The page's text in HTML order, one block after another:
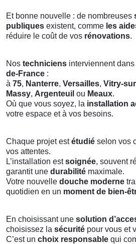
Et bonne nouvelle : de nombreuses
publiques existent, comme les
réduire le coût de vos rénovations.
Nos techniciens interviennent
de-France :
à 75, Nanterre, Versailles, Vitry-
Massy, Argenteuil ou Meaux.
Où que vous soyez, la installation
votre espace et à vos besoins.
Chaque projet estétudié selon vos
vos attentes.
L’installation estsoignée, souvent
garantit une durabilité maximale.
Votre nouvelle douche moderne
quotidien en un moment de bien-
En choisissant une solution
choisissez la sécurité pour vous et
C’est un choix responsable qui